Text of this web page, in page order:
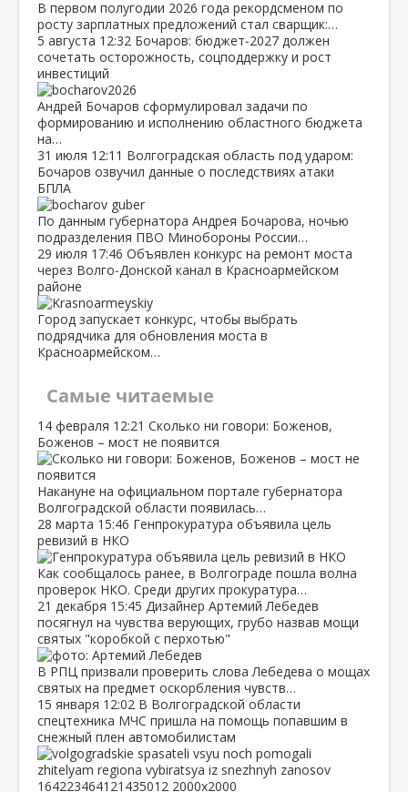
В первом полугодии 2026 года рекордсменом по
росту зарплатных предложений стал сварщик:…
5 августа 12:32 Бочаров: бюджет‑2027 должен
сочетать осторожность, соцподдержку и рост
инвестиций
Андрей Бочаров сформулировал задачи по
формированию и исполнению областного бюджета
на…
31 июля 12:11 Волгоградская область под ударом:
Бочаров озвучил данные о последствиях атаки
БПЛА
По данным губернатора Андрея Бочарова, ночью
подразделения ПВО Минобороны России…
29 июля 17:46 Объявлен конкурс на ремонт моста
через Волго‑Донской канал в Красноармейском
районе
Город запускает конкурс, чтобы выбрать
подрядчика для обновления моста в
Красноармейском…
Самые читаемые
14 февраля 12:21 Сколько ни говори: Боженов,
Боженов – мост не появится
Накануне на официальном портале губернатора
Волгоградской области появилась…
28 марта 15:46 Генпрокуратура объявила цель
ревизий в НКО
Как сообщалось ранее, в Волгограде пошла волна
проверок НКО. Среди других прокуратура…
21 декабря 15:45 Дизайнер Артемий Лебедев
посягнул на чувства верующих, грубо назвав мощи
святых "коробкой с перхотью"
В РПЦ призвали проверить слова Лебедева о мощах
святых на предмет оскорбления чувств…
15 января 12:02 В Волгоградской области
спецтехника МЧС пришла на помощь попавшим в
снежный плен автомобилистам